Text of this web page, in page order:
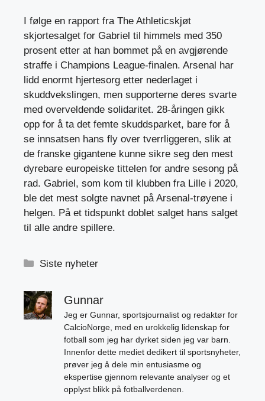
I følge en rapport fra The Athleticskjøt
skjortesalget for Gabriel til himmels med 350
prosent etter at han bommet på en avgjørende
straffe i Champions League-finalen. Arsenal har
lidd enormt hjertesorg etter nederlaget i
skuddvekslingen, men supporterne deres svarte
med overveldende solidaritet. 28-åringen gikk
opp for å ta det femte skuddsparket, bare for å
se innsatsen hans fly over tverrliggeren, slik at
de franske gigantene kunne sikre seg den mest
dyrebare europeiske tittelen for andre sesong på
rad. Gabriel, som kom til klubben fra Lille i 2020,
ble det mest solgte navnet på Arsenal-trøyene i
helgen. På et tidspunkt doblet salget hans salget
til alle andre spillere.
Kategorier
Siste nyheter
Gunnar
Jeg er Gunnar, sportsjournalist og redaktør for
CalcioNorge, med en urokkelig lidenskap for
fotball som jeg har dyrket siden jeg var barn.
Innenfor dette mediet dedikert til sportsnyheter,
prøver jeg å dele min entusiasme og
ekspertise gjennom relevante analyser og et
opplyst blikk på fotballverdenen.